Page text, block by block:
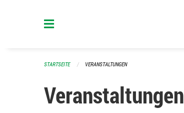
STARTSEITE VERANSTALTUNGEN
Veranstaltungen